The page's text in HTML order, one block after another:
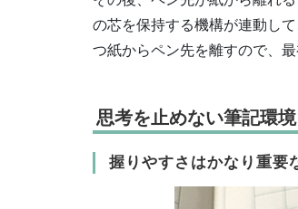
の芯を保持する機構が連動し
つ紙からペン先を離すので、
思考を止めない筆記環
握りやすさはかなり重要